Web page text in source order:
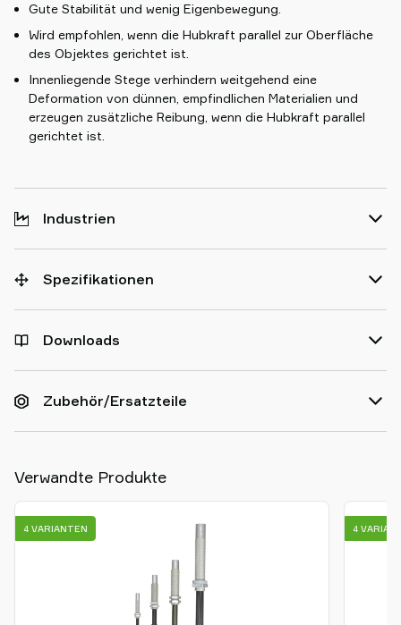
Gute Stabilität und wenig Eigenbewegung.
Wird empfohlen, wenn die Hubkraft parallel zur Oberfläche
des Objektes gerichtet ist.
Innenliegende Stege verhindern weitgehend eine
Deformation von dünnen, empfindlichen Materialien und
erzeugen zusätzliche Reibung, wenn die Hubkraft parallel
gerichtet ist.
Industrien
Spezifikationen
Downloads
Zubehör/Ersatzteile
Verwandte Produkte
4 VARIANTEN 4